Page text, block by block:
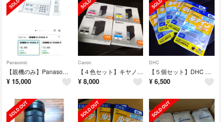
Panasonic
【親機のみ】Panasonicファクスおたっくす KX-PD360DL-W
¥ 15,000
Canon
【４色セット】キヤノン 純正インクタンク PGI-2300XL
¥ 8,000
DHC
【５個セット】DHC ルテイン光対策 60日分(60粒)
¥ 6,500